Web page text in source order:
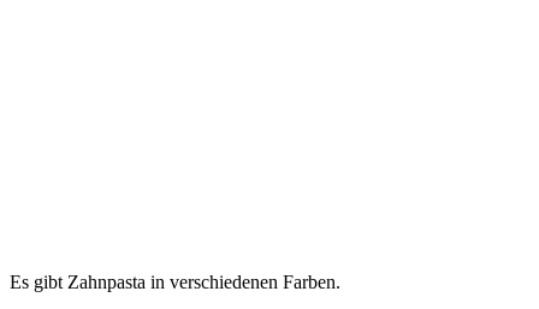
Es gibt Zahnpasta in verschiedenen Farben.